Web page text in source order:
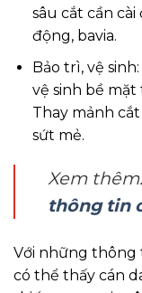
sâu cắt cần
động, bavia.
Bảo trì, vệ
vệ sinh bề
Thay mảnh
sứt mẻ.
Xem
thông tin
Với những thông
có thể thấy cán